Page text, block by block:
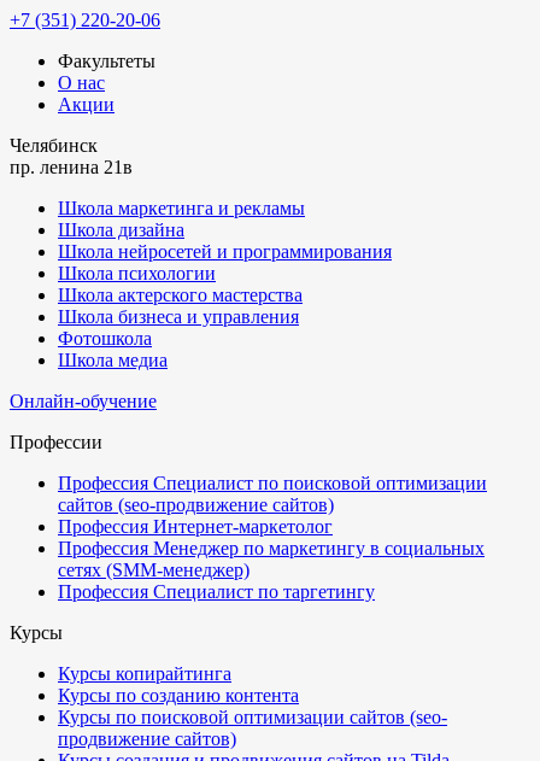
+7 (351) 220-20-06
Факультеты
О нас
Акции
Челябинск
пр. ленина 21в
Школа маркетинга и рекламы
Школа дизайна
Школа нейросетей и программирования
Школа психологии
Школа актерского мастерства
Школа бизнеса и управления
Фотошкола
Школа медиа
Онлайн-обучение
Профессии
Профессия Специалист по поисковой оптимизации
сайтов (seo-продвижение сайтов)
Профессия Интернет-маркетолог
Профессия Менеджер по маркетингу в социальных
сетях (SMM-менеджер)
Профессия Специалист по таргетингу
Курсы
Курсы копирайтинга
Курсы по созданию контента
Курсы по поисковой оптимизации сайтов (seo-
продвижение сайтов)